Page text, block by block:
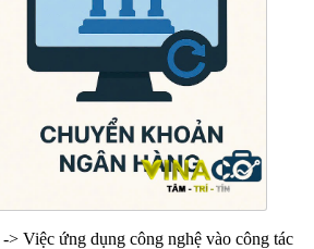
-> Việc ứng dụng công nghệ vào công tác